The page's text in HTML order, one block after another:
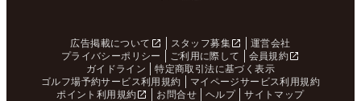
広告掲載について スタッフ募集
運営会社
プライバシーポリシー
ご利用に際して
会員規約
ガイドライン
特定商取引法に基づく表示
ゴルフ場予約サービス利用規約
マイページサービス利用規約
ポイント利用規約
お問合せ ヘルプ サイトマップ